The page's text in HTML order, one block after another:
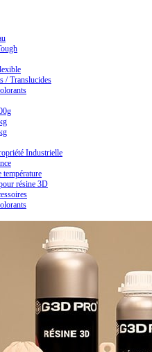
/ Translucides
Industrielle
température
résine 3D